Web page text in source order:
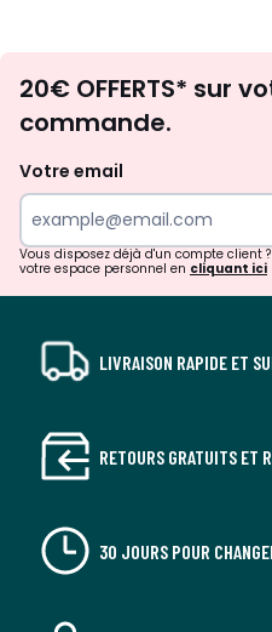
20€ OFFERTS* sur
commande.
Votre email
Vous disposez déjà d'un compte client
votre espace personnel en cliquant ici
LIVRAISON RAPIDE ET
RETOURS GRATUITS ET
30 JOURS POUR